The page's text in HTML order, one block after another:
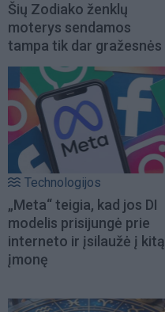
Šių Zodiako ženklų
moterys sendamos
tampa tik dar gražesnės
Technologijos
„Meta“ teigia, kad jos DI
modelis prisijungė prie
interneto ir įsilaužė į kitą
įmonę